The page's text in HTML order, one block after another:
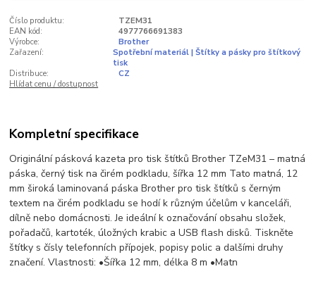
Číslo produktu:
TZEM31
EAN kód:
4977766691383
Výrobce:
Brother
Zařazení:
Spotřební materiál | Štítky a pásky pro štítkový
tisk
Distribuce:
CZ
Hlídat cenu / dostupnost
Kompletní specifikace
Originální pásková kazeta pro tisk štítků Brother TZeM31 – matná
páska, černý tisk na čirém podkladu, šířka 12 mm Tato matná, 12
mm široká laminovaná páska Brother pro tisk štítků s černým
textem na čirém podkladu se hodí k různým účelům v kanceláři,
dílně nebo domácnosti. Je ideální k označování obsahu složek,
pořadačů, kartoték, úložných krabic a USB flash disků. Tiskněte
štítky s čísly telefonních přípojek, popisy polic a dalšími druhy
značení. Vlastnosti: •Šířka 12 mm, délka 8 m •Matn